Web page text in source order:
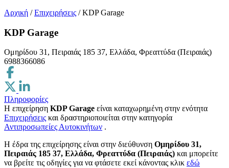
Αρχική / Επιχειρήσεις / KDP Garage
KDP Garage
Ομηρίδου 31, Πειραιάς 185 37, Ελλάδα, Φρεαττύδα (Πειραιάς)
6988366086
Πληροφορίες
Η επιχείρηση KDP Garage είναι καταχωρημένη στην ενότητα
Επιχειρήσεις και δραστηριοποιείται στην κατηγορία
Αντιπροσωπείες Αυτοκινήτων .
H έδρα της επιχείρησης είναι στην διεύθυνση Ομηρίδου 31,
Πειραιάς 185 37, Ελλάδα, Φρεαττύδα (Πειραιάς) και μπορείτε
να βρείτε τις οδηγίες για να φτάσετε εκεί κάνοντας κλικ εδώ